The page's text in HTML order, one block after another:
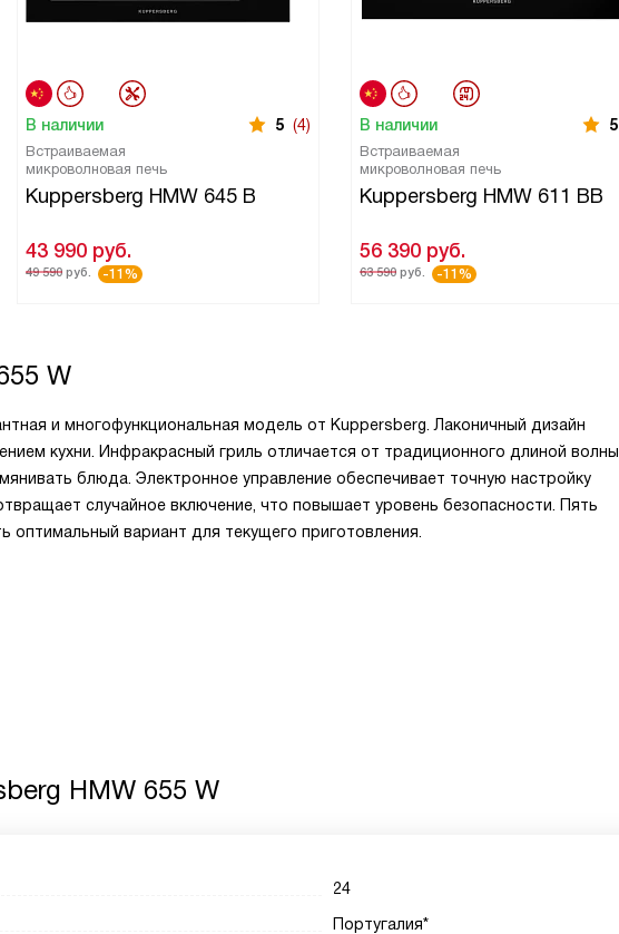
В наличии 5 (4)
Встраиваемая
микроволновая печь
Kuppersberg HMW 645 B
43 990 руб.
49 590 руб. -11%
В наличии 5
Встраиваемая
микроволновая печь
Kuppersberg HMW 611 BB
56 390 руб.
63 590 руб. -11%
W
и многофункциональная модель от Kuppersberg. Лаконичный дизайн
кухни. Инфракрасный гриль отличается от традиционного длиной волны,
блюда. Электронное управление обеспечивает точную настройку
случайное включение, что повышает уровень безопасности. Пять
вариант для текущего приготовления.
HMW 655 W
24
Португалия*